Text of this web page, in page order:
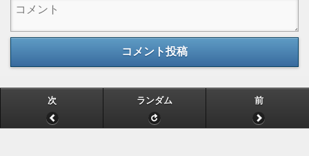
コメント投稿
次 ランダム 前